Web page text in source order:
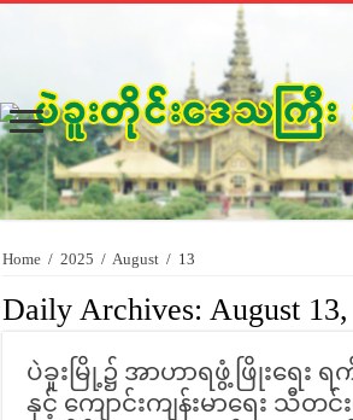
Home / 2025 / August / 13
Daily Archives:August
ပဲခူးမြို့၌ အာဟာရဖွံ့ဖြိုးရေး ရ
နှင့် ကျောင်းကျန်းမာရေး သီတ